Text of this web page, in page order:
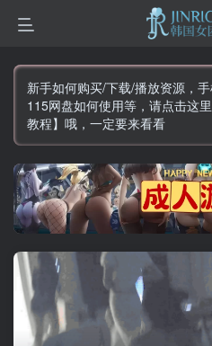
新手如何购买/下载/播放资源，
115网盘如何使用等，请点击这里
教程】哦，一定要来看看